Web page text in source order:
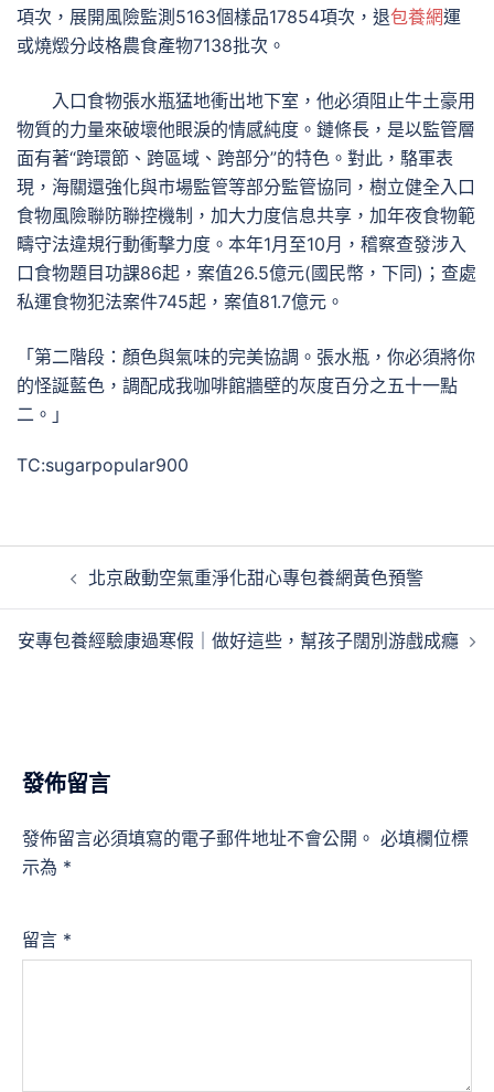
項次，展開風險監測5163個樣品17854項次，退包養網運
或燒燬分歧格農食產物7138批次。
入口食物張水瓶猛地衝出地下室，他必須阻止牛土豪用
物質的力量來破壞他眼淚的情感純度。鏈條長，是以監管層
面有著“跨環節、跨區域、跨部分”的特色。對此，駱軍表
現，海關還強化與市場監管等部分監管協同，樹立健全入口
食物風險聯防聯控機制，加大力度信息共享，加年夜食物範
疇守法違規行動衝擊力度。本年1月至10月，稽察查發涉入
口食物題目功課86起，案值26.5億元(國民幣，下同)；查處
私運食物犯法案件745起，案值81.7億元。
「第二階段：顏色與氣味的完美協調。張水瓶，你必須將你
的怪誕藍色，調配成我咖啡館牆壁的灰度百分之五十一點
二。」
TC:sugarpopular900
覽
北京啟動空氣重淨化甜心專包養網黃色預警
安專包養經驗康過寒假｜做好這些，幫孩子闊別游戲成癮
發佈留言
發佈留言必須填寫的電子郵件地址不會公開。 必填欄位標
示為 *
留言 *